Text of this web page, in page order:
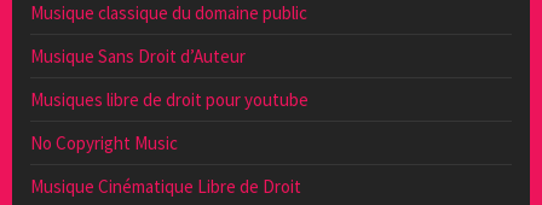
Musique classique du domaine public
Musique Sans Droit d’Auteur
Musiques libre de droit pour youtube
No Copyright Music
Musique Cinématique Libre de Droit